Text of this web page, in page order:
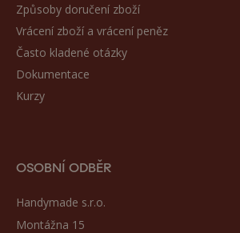
Způsoby doručení zboží
Vrácení zboží a vrácení peněz
Často kladené otázky
Dokumentace
Kurzy
OSOBNÍ ODBĚR
Handymade s.r.o.
Montážna 15